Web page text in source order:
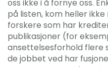
oss ikke i å fornye oss.
på listen, kom heller
forskere som har
publikasjoner (for
ansettelsesforhold flere
de jobbet ved har